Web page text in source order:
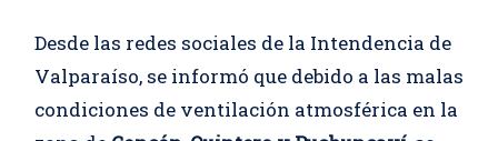
Desde las redes sociales de la Intendencia de
Valparaíso, se informó que debido a las malas
condiciones de ventilación atmosférica en la